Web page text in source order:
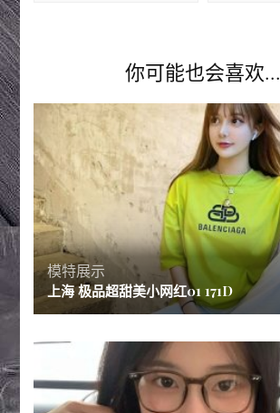
你可能也会喜欢...
模特展示
上海 极品超甜美小网红01 171D